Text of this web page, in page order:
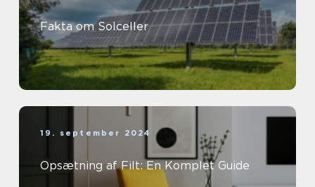
Fakta om Solceller
19. september 2024
Opsætning af Filt: En Komplet Guide